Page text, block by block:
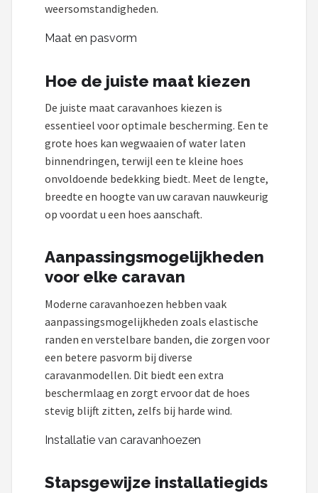
weersomstandigheden.
Maat en pasvorm
Hoe de juiste maat kiezen
De juiste maat caravanhoes kiezen is
essentieel voor optimale bescherming. Een te
grote hoes kan wegwaaien of water laten
binnendringen, terwijl een te kleine hoes
onvoldoende bedekking biedt. Meet de lengte,
breedte en hoogte van uw caravan nauwkeurig
op voordat u een hoes aanschaft.
Aanpassingsmogelijkheden
voor elke caravan
Moderne caravanhoezen hebben vaak
aanpassingsmogelijkheden zoals elastische
randen en verstelbare banden, die zorgen voor
een betere pasvorm bij diverse
caravanmodellen. Dit biedt een extra
beschermlaag en zorgt ervoor dat de hoes
stevig blijft zitten, zelfs bij harde wind.
Installatie van caravanhoezen
Stapsgewijze installatiegids